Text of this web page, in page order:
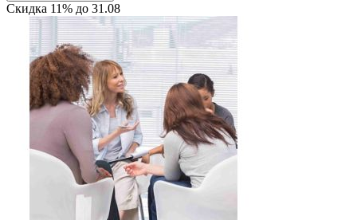
Скидка 11% до 31.08